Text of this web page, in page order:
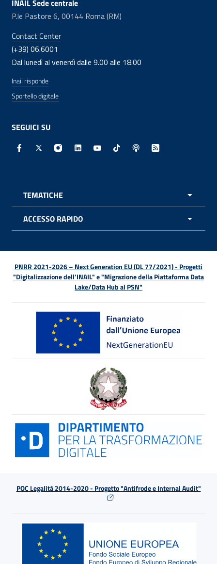
INAIL Sede centrale
P.le Pastore 6, 00144 Roma (RM)
Contact Center
(+39) 06.6001
Dal lunedì al venerdì dalle 9.00 alle 18.00
Inail risponde
Sportello digitale
SEGUICI SU
Facebook - Sito esterno - Apertura in nuova finestra
X - Sito esterno - Apertura in nuova finestra
Instagram - Sito esterno - Apertura in
Linkedin - Sito esterno - Apertura in
Youtube - Sito esterno -
TikTok - Sito esterno -
Spreaker - Sito
Feed RSS -
TEMATICHE
ACCESSO RAPIDO
PNRR 2021-2026 – Next Generation EU (DL 77/2021) - Progetti
"Digitalizzazione dell’INAIL" e "Migrazione della Piattaforma Data
Lake/Data Hub al PSN"
POC Legalità 2014-2020 - Progetto "Antifrode e Internal Audit"